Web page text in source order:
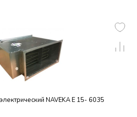
NAVEKA E 15- 6035